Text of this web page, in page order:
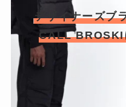
デザイナーズブ
CALL BROSKI